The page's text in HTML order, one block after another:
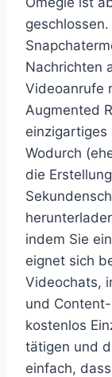
geschlossen.
Nachrichten
Videoanrufe
Augmented
einzigartiges
Wodurch
die
indem Sie
eignet sich
Videochats,
und
kostenlos
tätigen und
einfach,